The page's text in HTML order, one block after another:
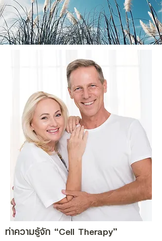
ทำความรู้จัก “Cell Therapy”